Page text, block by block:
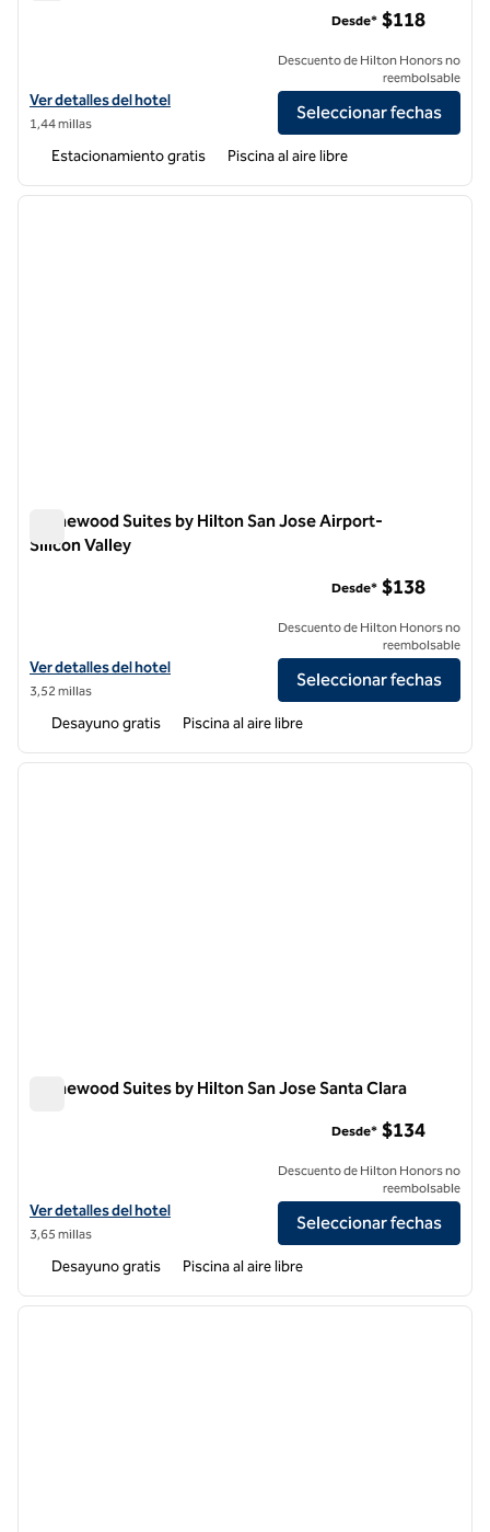
Ver detalles del hotel Hilton Garden Inn San Jose/Milpitas
Ver detalles del hotel
1,44 millas
Desde* $118
Descuento de Hilton Honors no
reembolsable
Seleccionar fechas
Estacionamiento gratis Piscina al aire libre
1 de 12
Homewood Suites by Hilton San Jose Airport-
Silicon Valley
Ver detalles del hotel Homewood Suites by Hilton San Jose Airport-
Ver detalles del hotel
3,52 millas
Desde* $138
Descuento de Hilton Honors no
reembolsable
Seleccionar fechas
Desayuno gratis Piscina al aire libre
1 de 12
Homewood Suites by Hilton San Jose Santa Clara
Ver detalles del hotel Homewood Suites by Hilton San Jose Santa
Ver detalles del hotel
3,65 millas
Desde* $134
Descuento de Hilton Honors no
reembolsable
Seleccionar fechas
Desayuno gratis Piscina al aire libre
1 de 12